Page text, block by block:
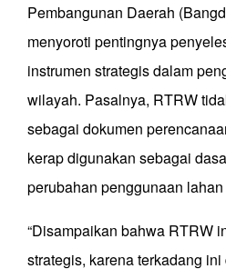
Pembangunan Daerah
menyoroti pentingnya
instrumen strategis dalam
wilayah. Pasalnya, RTRW
sebagai dokumen
kerap digunakan sebagai
perubahan penggunaan
“Disampaikan bahwa RTRW
strategis, karena terkadang